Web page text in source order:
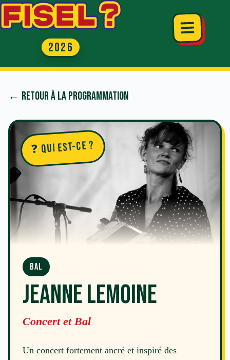
Passer
contenu
← Retour à la programmation
❓ Qui est-ce ?
BAL
Jeanne Lemoine
Concert et Bal
Un concert fortement ancré et inspiré des